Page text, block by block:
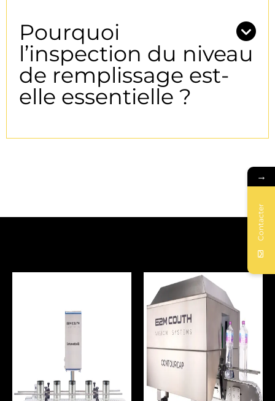
Pourquoi
l’inspection du niveau
de remplissage est-
elle essentielle ?
→
Contacter